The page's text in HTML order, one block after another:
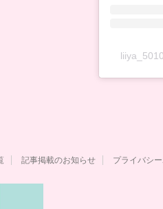
記事掲載のお知らせ プライバシ